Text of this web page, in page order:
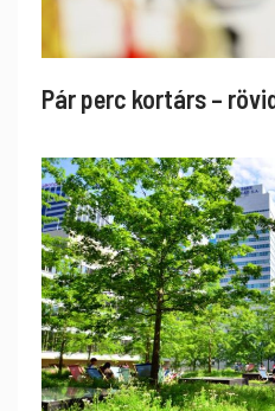
Pár perc kortárs –